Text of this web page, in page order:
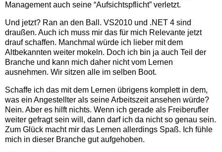
Management auch seine “Aufsichtspflicht” verletzt.
Und jetzt? Ran an den Ball. VS2010 und .NET 4 sind
draußen. Auch ich muss mir das für mich Relevante jetzt
drauf schaffen. Manchmal würde ich lieber mit dem
Altbekannten weiter mokeln. Doch ich bin ja auch Teil der
Branche und kann mich daher nicht vom Lernen
ausnehmen. Wir sitzen alle im selben Boot.
Schaffe ich das mit dem Lernen übrigens komplett in dem,
was ein Angestellter als seine Arbeitszeit ansehen würde?
Nein. Aber es hilft nichts. Wenn ich gerade als Freiberufler
weiter gefragt sein will, dann darf ich da nicht so genau sein.
Zum Glück macht mir das Lernen allerdings Spaß. Ich fühle
mich in dieser Branche gut aufgehoben.